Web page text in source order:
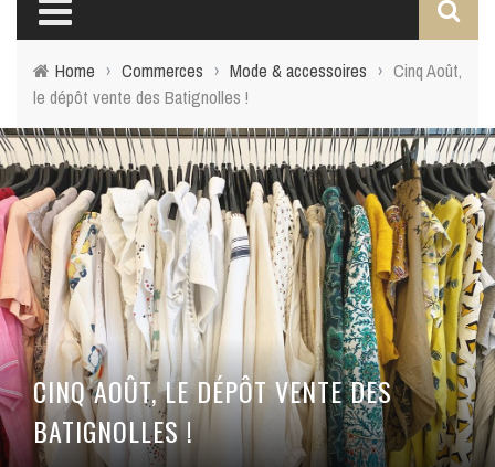
Home › Commerces › Mode & accessoires › Cinq Août,
le dépôt vente des Batignolles !
CINQ AOÛT, LE DÉPÔT VENTE DES
BATIGNOLLES !